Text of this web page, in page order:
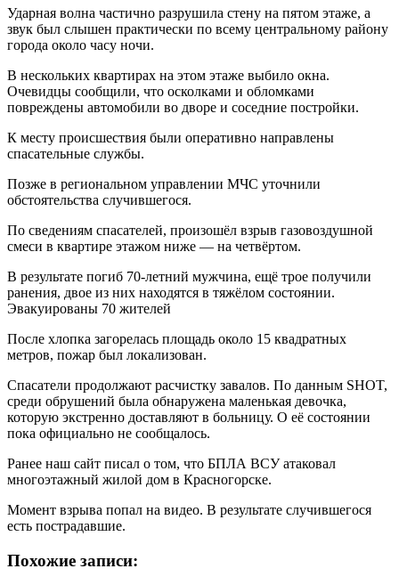
Ударная волна частично разрушила стену на пятом этаже, а
звук был слышен практически по всему центральному району
города около часу ночи.
В нескольких квартирах на этом этаже выбило окна.
Очевидцы сообщили, что осколками и обломками
повреждены автомобили во дворе и соседние постройки.
К месту происшествия были оперативно направлены
спасательные службы.
Позже в региональном управлении МЧС уточнили
обстоятельства случившегося.
По сведениям спасателей, произошёл взрыв газовоздушной
смеси в квартире этажом ниже — на четвёртом.
В результате погиб 70-летний мужчина, ещё трое получили
ранения, двое из них находятся в тяжёлом состоянии.
Эвакуированы 70 жителей
После хлопка загорелась площадь около 15 квадратных
метров, пожар был локализован.
Спасатели продолжают расчистку завалов. По данным SHOT,
среди обрушений была обнаружена маленькая девочка,
которую экстренно доставляют в больницу. О её состоянии
пока официально не сообщалось.
Ранее наш сайт писал о том, что БПЛА ВСУ атаковал
многоэтажный жилой дом в Красногорске.
Момент взрыва попал на видео. В результате случившегося
есть пострадавшие.
Похожие записи: